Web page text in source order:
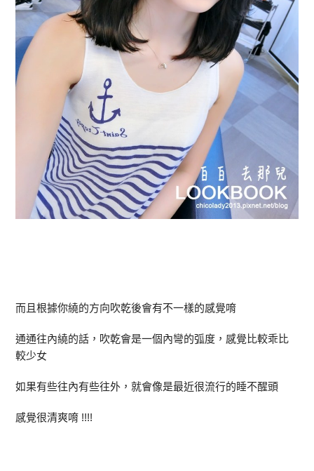
而且根據你繞的方向吹乾後會有不一樣的感覺唷
通通往內繞的話，吹乾會是一個內彎的弧度，感覺比較乖比
較少女
如果有些往內有些往外，就會像是最近很流行的睡不醒頭
感覺很清爽唷 !!!!